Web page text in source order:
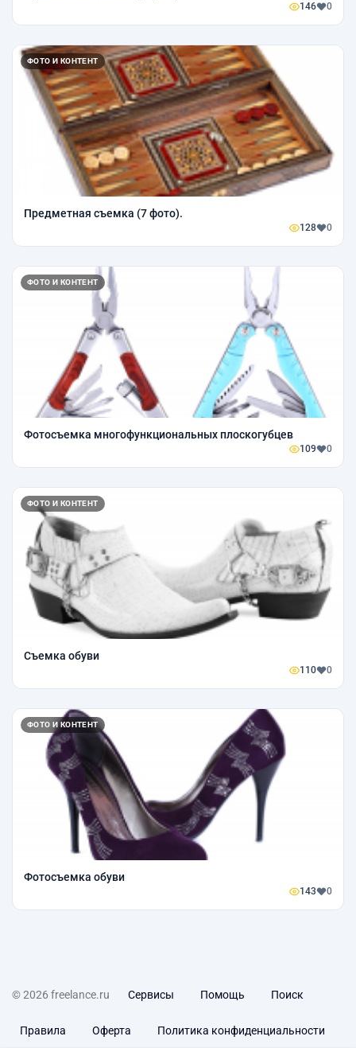
146 0
ФОТО И КОНТЕНТ
Предметная съемка (7 фото).
128 0
ФОТО И КОНТЕНТ
Фотосъемка многофункциональных плоскогубцев
109 0
ФОТО И КОНТЕНТ
Съемка обуви
110 0
ФОТО И КОНТЕНТ
Фотосъемка обуви
143 0
© 2026 freelance.ru Сервисы Помощь Поиск
Правила Оферта Политика конфиденциальности